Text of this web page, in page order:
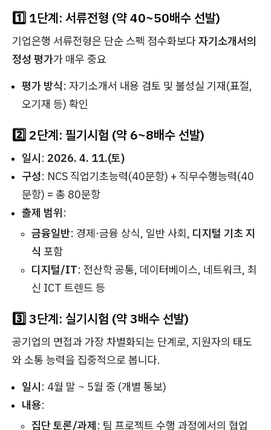
1️⃣ 1단계: 서류전형 (약 40~50배수 선발)
기업은행 서류전형은 단순 스펙 점수화보다자기소개서의
정성 평가가 매우 중요
평가 방식: 자기소개서 내용 검토 및 불성실 기재(표절,
오기재 등) 확인
2️⃣ 2단계: 필기시험 (약 6~8배수 선발)
일시: 2026. 4. 11.(토)
구성: NCS 직업기초능력(40문항) + 직무수행능력(40
문항) = 총 80문항
출제 범위:
금융일반: 경제·금융 상식, 일반 사회, 디지털 기초 지
식 포함
디지털/IT: 전산학 공통, 데이터베이스, 네트워크, 최
신 ICT 트렌드 등
3️⃣ 3단계: 실기시험 (약 3배수 선발)
공기업의 면접과 가장 차별화되는 단계로, 지원자의 태도
와 소통 능력을 집중적으로 봅니다.
일시: 4월 말 ~ 5월 중 (개별 통보)
내용:
집단 토론/과제: 팀 프로젝트 수행 과정에서의 협업